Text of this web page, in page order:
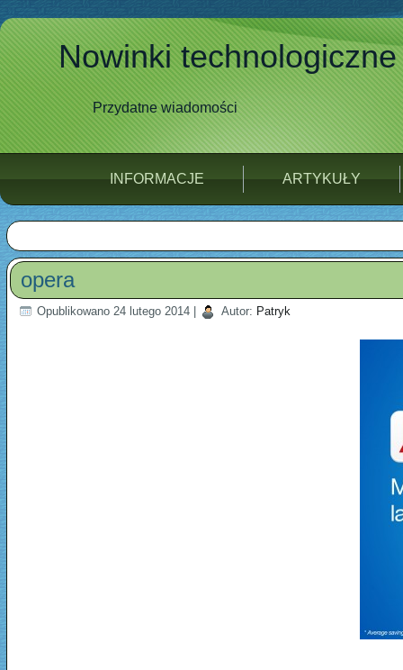
Nowinki technologiczne
Przydatne wiadomości
INFORMACJE ARTYKUŁY
opera
Opublikowano 24 lutego 2014 Autor: Patryk